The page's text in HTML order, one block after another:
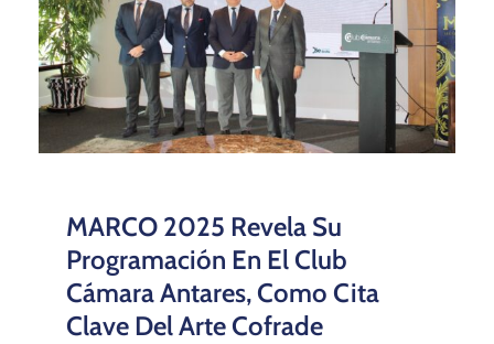
MARCO 2025 Revela Su
Programación En El Club
Cámara Antares, Como Cita
Clave Del Arte Cofrade